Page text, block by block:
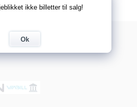
ikke billetter til salg!
Ok